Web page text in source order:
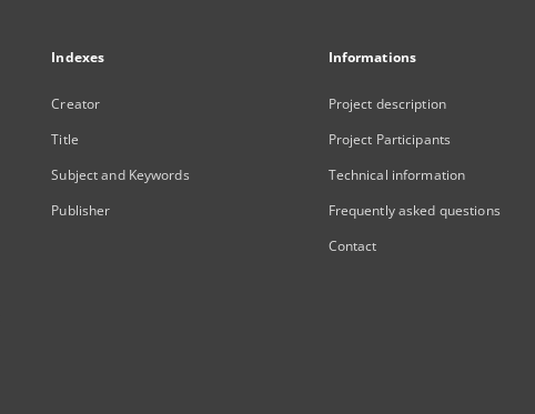
Indexes
Creator
Title
Subject and Keywords
Publisher
Informations
Project description
Project Participants
Technical information
Frequently asked questions
Contact